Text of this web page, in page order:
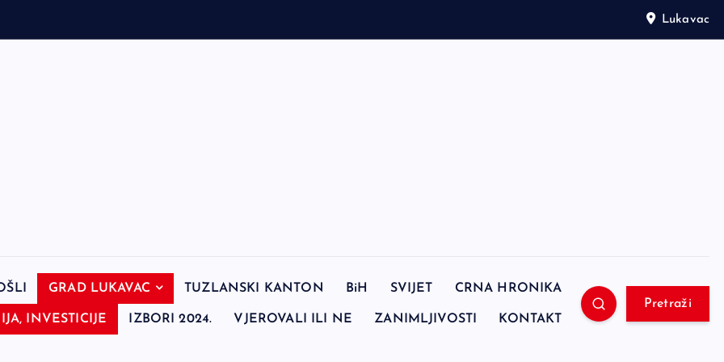
Lukavac
GRAD LUKAVAC TUZLANSKI KANTON BiH SVIJET CRNA HRONIKA
INVESTICIJE IZBORI 2024. VJEROVALI ILI NE ZANIMLJIVOSTI KONTAKT
Pretraži